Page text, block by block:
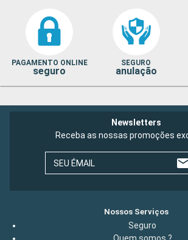
PAGAMENTO ONLINE
seguro
SEGURO
anulação
Newsletters
Receba as nossas promoções
SEU ÉMAIL
Nossos Serviços
Seguro